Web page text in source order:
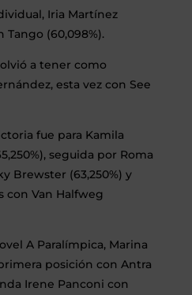
Iria Martínez
(60,098%).
a tener como
esta vez con See
fue para Kamila
seguida por Roma
Brewster (63,250%) y
con Van Halfweg
A Paralímpica, Marina
posición con Antra
Irene Panconi con